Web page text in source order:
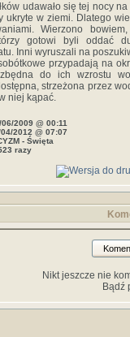
udawało się tej nocy na
ukryte w ziemi. Dlatego
Wierzono
gotowi byli oddać
Inni wyruszali na
przypadają na
do ich wzrostu
strzeżona przez
niej kąpać.
2009 @ 00:11
2012 @ 07:07
- Święta
razy
Nikt jeszcze nie
Bądź